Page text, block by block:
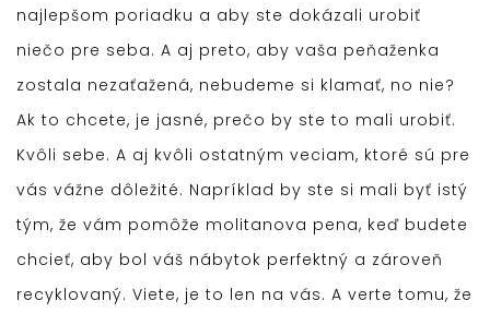
najlepšom poriadku a aby ste dokázali urobiť
niečo pre seba. A aj preto, aby vaša peňaženka
zostala nezaťažená, nebudeme si klamať, no nie?
Ak to chcete, je jasné, prečo by ste to mali urobiť.
Kvôli sebe. A aj kvôli ostatným veciam, ktoré sú pre
vás vážne dôležité. Napríklad by ste si mali byť istý
tým, že vám pomôže molitanova pena, keď budete
chcieť, aby bol váš nábytok perfektný a zároveň
recyklovaný. Viete, je to len na vás. A verte tomu, že